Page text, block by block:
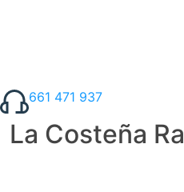
661 471 937
La Costeña